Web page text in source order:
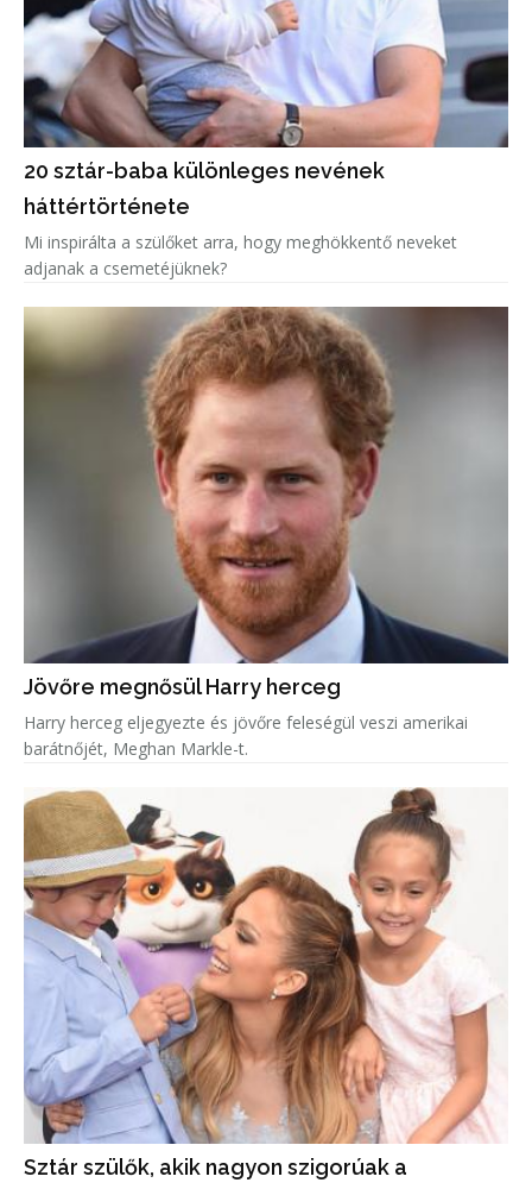
20 sztár-baba különleges nevének
háttértörténete
Mi inspirálta a szülőket arra, hogy meghökkentő neveket
adjanak a csemetéjüknek?
Jövőre megnősül Harry herceg
Harry herceg eljegyezte és jövőre feleségül veszi amerikai
barátnőjét, Meghan Markle-t.
Sztár szülők, akik nagyon szigorúak a